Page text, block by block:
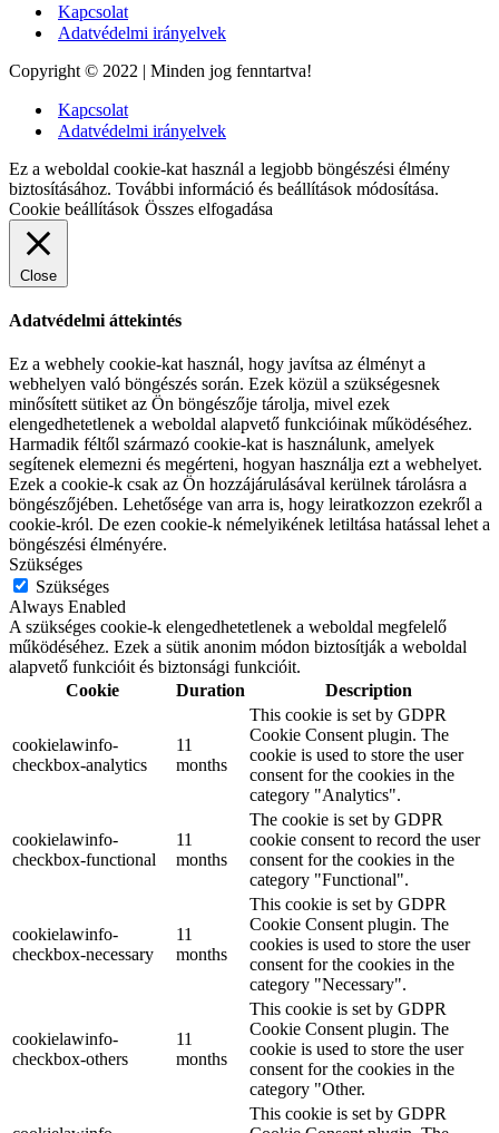
Kapcsolat
Adatvédelmi irányelvek
Copyright © 2022 | Minden jog fenntartva!
Kapcsolat
Adatvédelmi irányelvek
Ez a weboldal cookie-kat használ a legjobb böngészési élmény
biztosításához. További információ és beállítások módosítása.
Cookie beállítások Összes elfogadása
Close
Adatvédelmi áttekintés
Ez a webhely cookie-kat használ, hogy javítsa az élményt a
webhelyen való böngészés során. Ezek közül a szükségesnek
minősített sütiket az Ön böngészője tárolja, mivel ezek
elengedhetetlenek a weboldal alapvető funkcióinak működéséhez.
Harmadik féltől származó cookie-kat is használunk, amelyek
segítenek elemezni és megérteni, hogyan használja ezt a webhelyet.
Ezek a cookie-k csak az Ön hozzájárulásával kerülnek tárolásra a
böngészőjében. Lehetősége van arra is, hogy leiratkozzon ezekről a
cookie-król. De ezen cookie-k némelyikének letiltása hatással lehet a
böngészési élményére.
Szükséges
Szükséges
Always Enabled
A szükséges cookie-k elengedhetetlenek a weboldal megfelelő
működéséhez. Ezek a sütik anonim módon biztosítják a weboldal
alapvető funkcióit és biztonsági funkcióit.
Cookie
Duration Description
cookielawinfo-
checkbox-analytics
11
months
This cookie is set by GDPR
Cookie Consent plugin. The
cookie is used to store the user
consent for the cookies in the
category "Analytics".
cookielawinfo-
checkbox-functional
11
months
The cookie is set by GDPR
cookie consent to record the user
consent for the cookies in the
category "Functional".
cookielawinfo-
checkbox-necessary
11
months
This cookie is set by GDPR
Cookie Consent plugin. The
cookies is used to store the user
consent for the cookies in the
category "Necessary".
cookielawinfo-
checkbox-others
11
months
This cookie is set by GDPR
Cookie Consent plugin. The
cookie is used to store the user
consent for the cookies in the
category "Other.
This cookie is set by GDPR